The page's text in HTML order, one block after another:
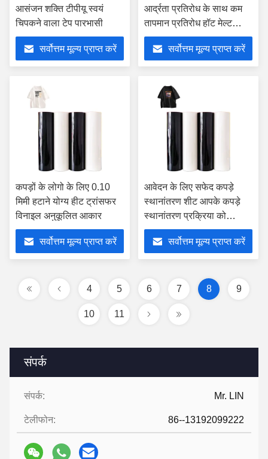
संपर्क
संपर्क: Mr. LIN
टेलीफोन: 86--13192099222
आसंजन शक्ति टीपीयू स्वयं
चिपकने वाला टेप पारभासी
सर्वोत्तम मूल्य प्राप्त करें
आर्द्रता प्रतिरोध के साथ कम
तापमान प्रतिरोध हॉट मेल्ट
लैमिनेटेड फिल्म
सर्वोत्तम मूल्य प्राप्त करें
कपड़ों के लोगो के लिए 0.10
मिमी हटाने योग्य हीट ट्रांसफर
विनाइल अनुकूलित आकार
सर्वोत्तम मूल्य प्राप्त करें
आवेदन के लिए सफेद कपड़े
स्थानांतरण शीट आपके कपड़े
स्थानांतरण प्रक्रिया को
सुव्यवस्थित करने का एक लागत
प्रभावी तरीका है
सर्वोत्तम मूल्य प्राप्त करें
4 5 6 7 8 9
10 11